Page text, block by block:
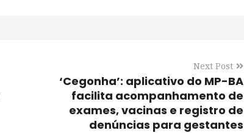
Next Post
‘Cegonha’: aplicativo do MP-BA
facilita acompanhamento de
exames, vacinas e registro de
denúncias para gestantes